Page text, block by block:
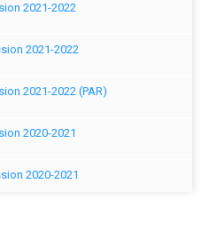
2021-2022
2021-2022
2021-2022 (PAR)
2020-2021
2020-2021